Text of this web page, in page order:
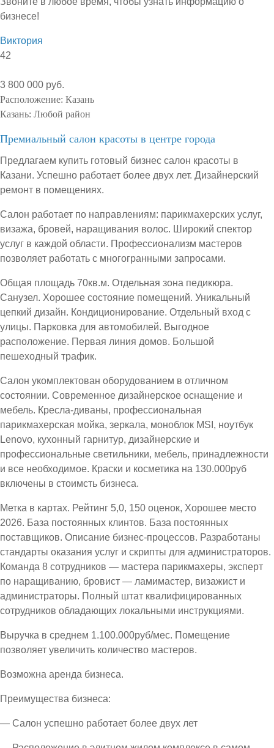
бизнесе!
Виктория
42
3 800 000 руб.
Расположение: Казань
Казань: Любой район
Премиальный салон красоты в центре города
Предлагаем купить готовый бизнес салон красоты в
Казани. Успешно работает более двух лет. Дизайнерский
ремонт в помещениях.
Салон работает по направлениям: парикмахерских услуг,
визажа, бровей, наращивания волос. Широкий спектор
услуг в каждой области. Профессионализм мастеров
позволяет работать с многогранными запросами.
Общая площадь 70кв.м. Отдельная зона педикюра.
Санузел. Хорошее состояние помещений. Уникальный
цепкий дизайн. Кондиционирование. Отдельный вход с
улицы. Парковка для автомобилей. Выгодное
расположение. Первая линия домов. Большой
пешеходный трафик.
Салон укомплектован оборудованием в отличном
состоянии. Современное дизайнерское оснащение и
мебель. Кресла-диваны, профессиональная
парикмахерская мойка, зеркала, моноблок MSI, ноутбук
Lenovo, кухонный гарнитур, дизайнерские и
профессиональные светильники, мебель, принадлежности
и все необходимое. Краски и косметика на 130.000руб
включены в стоимсть бизнеса.
Метка в картах. Рейтинг 5,0, 150 оценок, Хорошее место
2026. База постоянных клинтов. База постоянных
поставщиков. Описание бизнес-процессов. Разработаны
стандарты оказания услуг и скрипты для администраторов.
Команда 8 сотрудников — мастера парикмахеры, эксперт
по наращиванию, бровист — ламимастер, визажист и
администраторы. Полный штат квалифицированных
сотрудников обладающих локальными инструкциями.
Выручка в среднем 1.100.000руб/мес. Помещение
позволяет увеличить количество мастеров.
Возможна аренда бизнеса.
Преимущества бизнеса:
— Салон успешно работает более двух лет